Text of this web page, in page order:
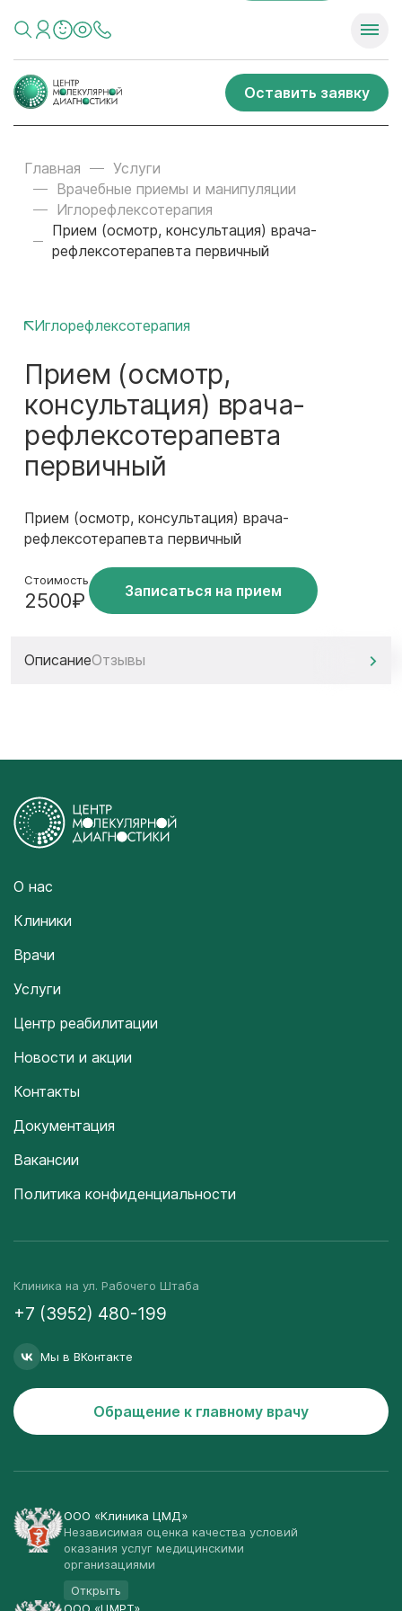
Оставить заявку
Главная
Услуги
Врачебные приемы и манипуляции
Иглорефлексотерапия
Прием (осмотр, консультация) врача-
рефлексотерапевта первичный
Иглорефлексотерапия
Прием (осмотр,
консультация) врача-
рефлексотерапевта
первичный
Прием (осмотр, консультация) врача-
рефлексотерапевта первичный
Стоимость
2500₽ Записаться на прием
ОписаниеОтзывы
О нас
Клиники
Врачи
Услуги
Центр реабилитации
Новости и акции
Контакты
Документация
Вакансии
Политика конфиденциальности
Клиника на ул. Рабочего Штаба
+7 (3952) 480-199
Мы в ВКонтакте
Обращение к главному врачу
ООО «Клиника ЦМД»
Независимая оценка качества условий
оказания услуг медицинскими
организациями
Открыть